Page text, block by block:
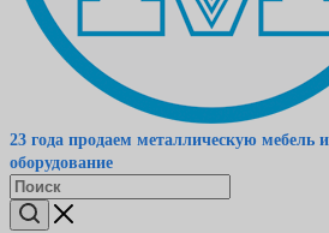
23 года продаем металлическую мебель
оборудование